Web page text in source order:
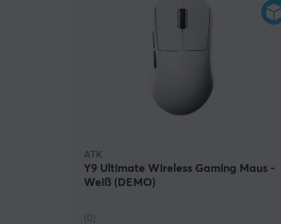
ATK
Y9 Ultimate Wireless Gaming Maus -
Weiß (DEMO)
(0)